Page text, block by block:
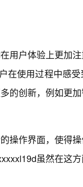
用户体验上更加
在使用过程中感
的创新，例如更
操作界面，使得
虽然在这